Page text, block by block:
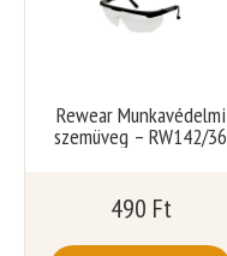
Rewear Munkavédelmi
szemüveg – RW142/36
490 Ft